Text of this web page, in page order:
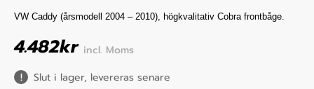
VW Caddy (årsmodell 2004 – 2010), högkvalitativ Cobra frontbåge.
4.482kr incl. Moms
Slut i lager, levereras senare